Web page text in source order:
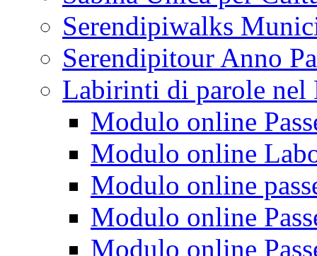
Serendipiwalks
Serendipitour Anno
Labirinti di parole
Modulo online
Modulo online
Modulo online
Modulo online
Modulo online